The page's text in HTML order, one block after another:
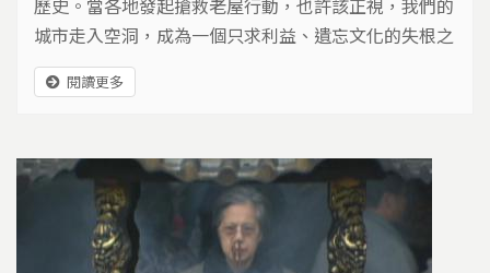
歷史。當各地發起搶救老屋行動，也許該正視，我們的
城市走入空洞，成為一個只求利益、遺忘文化的失根之
國…
閱讀更多